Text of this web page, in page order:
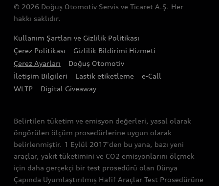
Stok Araç Arama
Satış Kampanyaları
Audi Kasko
Audi Orijinal Aksesuar®
Servis Kampanyalar
Audi Shop
Bağımsız Servisler
Gelecek
Sürdürülebilirlik
Lifestyle
Audi Sport
© 2026 Doğuş Otomotiv Servis ve Ticaret A.Ş. Her
hakkı saklıdır.
Kullanım Şartları ve Gizlilik Politikası
Çerez Politikası
Gizlilik Bildirimi Hizmeti
Çerez Ayarları
Doğuş Otomotiv
İletişim Bilgileri
Lastik etiketleme
e-Call
WLTP
Digital Giveaway
Belirtilen tüketim ve emisyon değerleri, yasal olarak
öngörülen ölçüm prosedürlerine uygun olarak
belirlenmiştir. 1 Eylül 2017'den bu yana, bazı yeni
araçlar, yakıt tüketimini ve CO2 emisyonlarını ölçmek
için daha gerçekçi bir test prosedürü olan Dünya
Çapında Uyumlaştırılmış Hafif Araçlar Test Prosedürüne